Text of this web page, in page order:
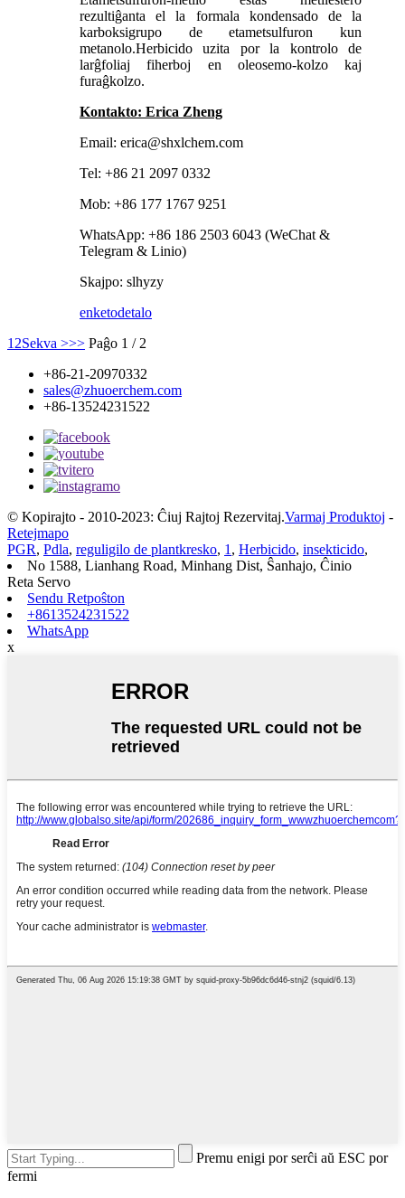
rezultiĝanta el la formala kondensado de la
karboksigrupo de etametsulfuron kun
metanolo.Herbicido uzita por la kontrolo de
larĝfoliaj fiherboj en oleosemo-kolzo kaj
furaĝkolzo.
Kontakto: Erica Zheng
Email: erica@shxlchem.com
Tel: +86 21 2097 0332
Mob: +86 177 1767 9251
WhatsApp: +86 186 2503 6043 (WeChat &
Telegram & Linio)
Skajpo: slhyzy
enketodetalo
1 2Sekva >>> Paĝo 1 / 2
+86-21-20970332
sales@zhuoerchem.com
+86-13524231522
© Kopirajto - 2010-2023: Ĉiuj Rajtoj Rezervitaj.Varmaj Produktoj -
Retejmapo
PGR, Pdla, reguligilo de plantkresko, 1 , Herbicido, insekticido,
No 1588, Lianhang Road, Minhang Dist, Ŝanhajo, Ĉinio
Reta Servo
Sendu Retpoŝton
+8613524231522
WhatsApp
x
Premu enigi por serĉi aŭ ESC por
fermi